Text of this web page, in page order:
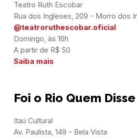
Teatro Ruth Escobar
@teatroruthescobar.oficial
Domingo, às 16h
Saiba mais
Foi o Rio Quem Disse
Itaú Cultural